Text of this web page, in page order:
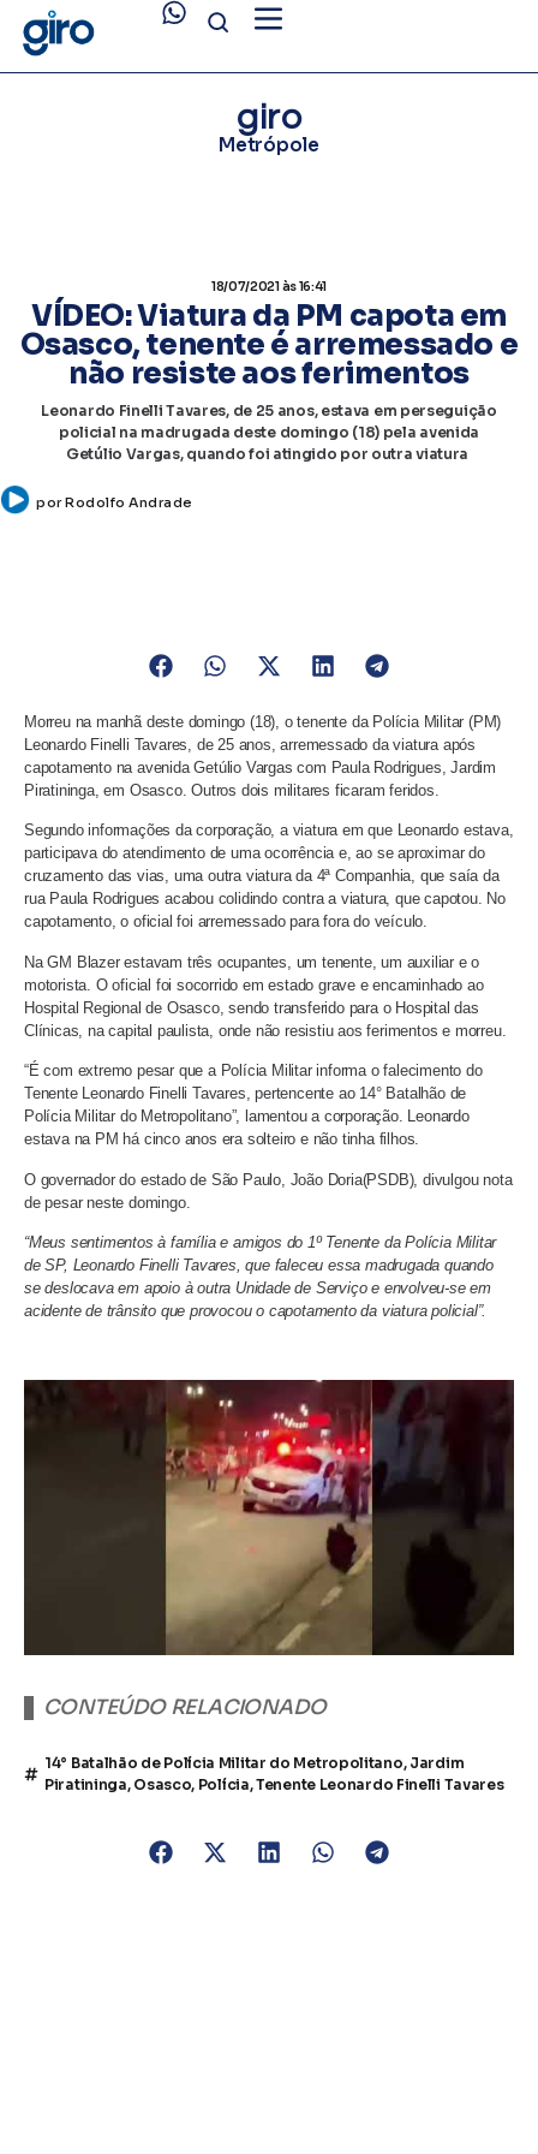
giro
Metrópole
18/07/2021às 16:41
VÍDEO: Viatura da PM capota em
Osasco, tenente é arremessado e
não resiste aos ferimentos
Leonardo Finelli Tavares, de 25 anos, estava em perseguição
policial na madrugada deste domingo (18) pela avenida
Getúlio Vargas, quando foi atingido por outra viatura
porRodolfo Andrade
Morreu na manhã deste domingo (18), o tenente da Polícia Militar (PM)
Leonardo Finelli Tavares, de 25 anos, arremessado da viatura após
capotamento na avenida Getúlio Vargas com Paula Rodrigues, Jardim
Piratininga, em Osasco. Outros dois militares ficaram feridos.
Segundo informações da corporação, a viatura em que Leonardo estava,
participava do atendimento de uma ocorrência e, ao se aproximar do
cruzamento das vias, uma outra viatura da 4ª Companhia, que saía da
rua Paula Rodrigues acabou colidindo contra a viatura, que capotou. No
capotamento, o oficial foi arremessado para fora do veículo.
Na GM Blazer estavam três ocupantes, um tenente, um auxiliar e o
motorista. O oficial foi socorrido em estado grave e encaminhado ao
Hospital Regional de Osasco, sendo transferido para o Hospital das
Clínicas, na capital paulista, onde não resistiu aos ferimentos e morreu.
“É com extremo pesar que a Polícia Militar informa o falecimento do
Tenente Leonardo Finelli Tavares, pertencente ao 14° Batalhão de
Polícia Militar do Metropolitano”, lamentou a corporação. Leonardo
estava na PM há cinco anos era solteiro e não tinha filhos.
O governador do estado de São Paulo, João Doria(PSDB), divulgou nota
de pesar neste domingo.
“Meus sentimentos à família e amigos do 1º Tenente da Polícia Militar
de SP, Leonardo Finelli Tavares, que faleceu essa madrugada quando
se deslocava em apoio à outra Unidade de Serviço e envolveu-se em
acidente de trânsito que provocou o capotamento da viatura policial”.
CONTEÚDO RELACIONADO
14° Batalhão de Polícia Militar do Metropolitano, Jardim
Piratininga, Osasco, Polícia,Tenente Leonardo Finelli Tavares